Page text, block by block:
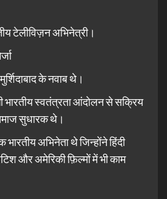
टेलीविज़न अभिनेत्री।
के नवाब थे।
भारतीय स्वतंत्रता आंदोलन से सक्रिय
सुधारक थे।
अभिनेता थे जिन्होंने हिंदी
और अमेरिकी फ़िल्मों में भी काम